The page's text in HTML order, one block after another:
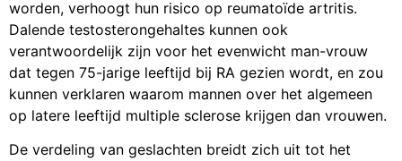
worden, verhoogt hun risico op reumatoïde artritis.
Dalende testosterongehaltes kunnen ook
verantwoordelijk zijn voor het evenwicht man-vrouw
dat tegen 75-jarige leeftijd bij RA gezien wordt, en zou
kunnen verklaren waarom mannen over het algemeen
op latere leeftijd multiple sclerose krijgen dan vrouwen.
De verdeling van geslachten breidt zich uit tot het